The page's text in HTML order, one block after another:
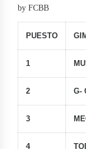
by FCBB
PUESTO
1
2 G-
3
4